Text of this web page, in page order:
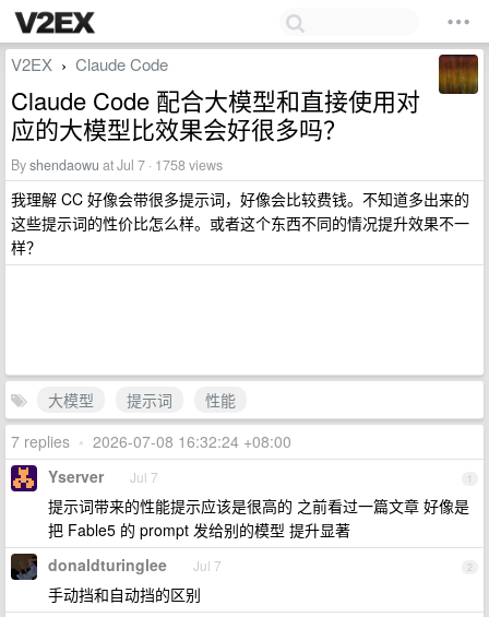
V2EX › Claude Code
Claude Code 配合大模型和直接使用对
应的大模型比效果会好很多吗？
Byshendaowu at Jul 7 · 1758 views
我理解 CC 好像会带很多提示词，好像会比较费钱。不知道多出来的
这些提示词的性价比怎么样。或者这个东西不同的情况提升效果不一
样？
大模型 提示词
性能
7 replies • 2026-07-08 16:32:24 +08:00
1
Yserver Jul 7
提示词带来的性能提示应该是很高的 之前看过一篇文章 好像是
把 Fable5 的 prompt 发给别的模型 提升显著
2
donaldturinglee Jul 7
手动挡和自动挡的区别